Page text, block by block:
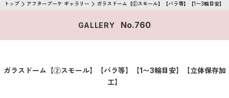
トップ アフターブーケ ギャラリー ガラスドーム【②スモール】【バラ等】【1〜3輪目安】
GALLERY No.760
ガラスドーム【②スモール】【バラ等】【1〜3輪目安】【立体保存加
工】